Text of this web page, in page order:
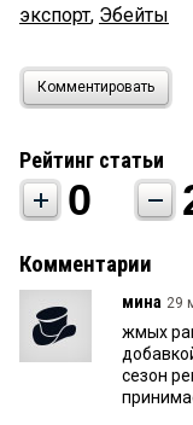
экспорт, Эбейты
Комментировать
Рейтинг статьи
0
Комментарии
мина 29
жмых
сезон